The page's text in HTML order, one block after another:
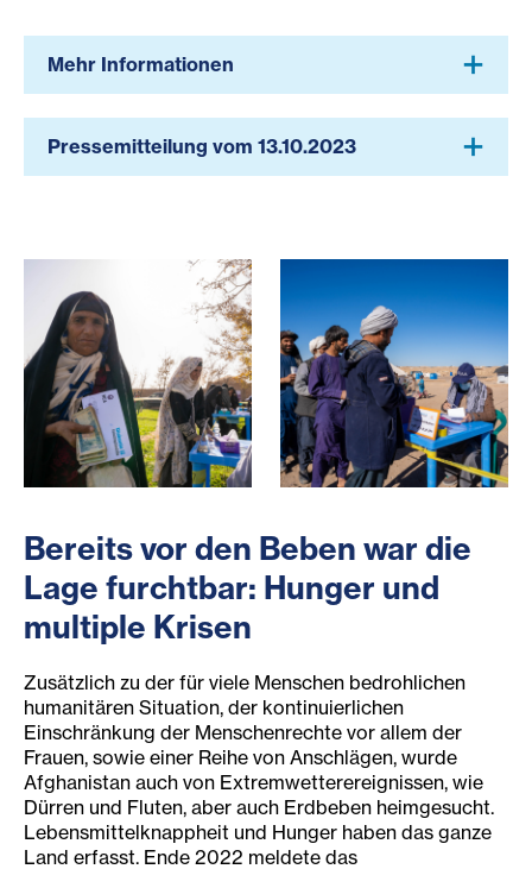
Mehr Informationen
Pressemitteilung vom 13.10.2023
Bereits vor den Beben war die
Lage furchtbar: Hunger und
multiple Krisen
Zusätzlich zu der für viele Menschen bedrohlichen
humanitären Situation, der kontinuierlichen
Einschränkung der Menschenrechte vor allem der
Frauen, sowie einer Reihe von Anschlägen, wurde
Afghanistan auch von Extremwetterereignissen, wie
Dürren und Fluten, aber auch Erdbeben heimgesucht.
Lebensmittelknappheit und Hunger haben das ganze
Land erfasst. Ende 2022 meldete das